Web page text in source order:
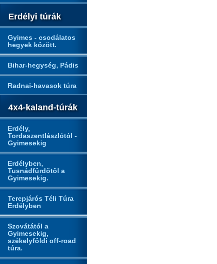
Erdélyi túrák
Gyimes - csodálatos
hegyek között.
Bihar-hegység, Pádis
Radnai-havasok túra
4x4-kaland-túrák
Erdély,
Tordaszentlászlótól -
Gyimesekig
Erdélyben,
Tusnádfürdőtől a
Gyimesekig.
Terepjárós Téli Túra
Erdélyben
Szovátától a
Gyimesekig,
székelyföldi off-road
túra.